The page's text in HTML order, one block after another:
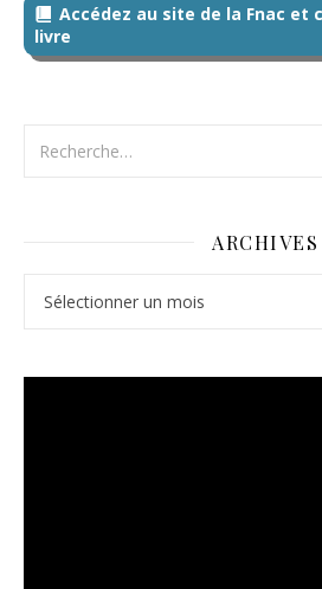
Accédez au site de la Fnac et
livre
ARCHIVES